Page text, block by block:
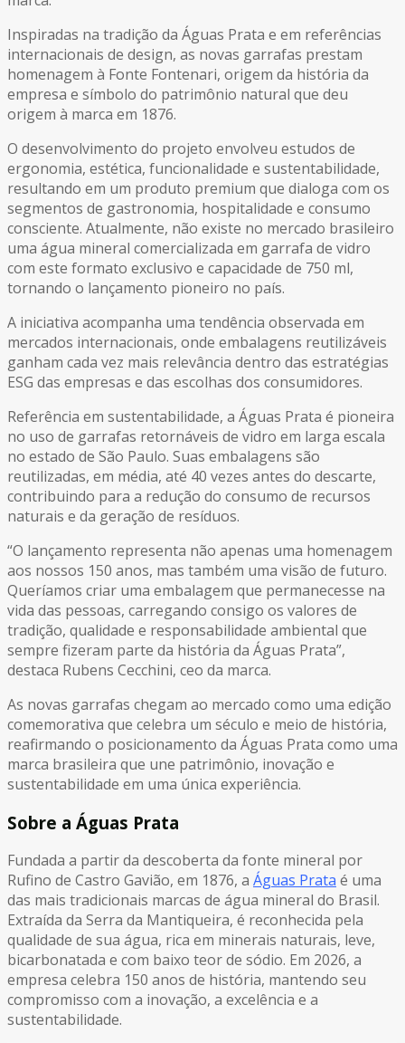
Inspiradas na tradição da Águas Prata e em referências
internacionais de design, as novas garrafas prestam
homenagem à Fonte Fontenari, origem da história da
empresa e símbolo do patrimônio natural que deu
origem à marca em 1876.
O desenvolvimento do projeto envolveu estudos de
ergonomia, estética, funcionalidade e sustentabilidade,
resultando em um produto premium que dialoga com os
segmentos de gastronomia, hospitalidade e consumo
consciente. Atualmente, não existe no mercado brasileiro
uma água mineral comercializada em garrafa de vidro
com este formato exclusivo e capacidade de 750 ml,
tornando o lançamento pioneiro no país.
A iniciativa acompanha uma tendência observada em
mercados internacionais, onde embalagens reutilizáveis
ganham cada vez mais relevância dentro das estratégias
ESG das empresas e das escolhas dos consumidores.
Referência em sustentabilidade, a Águas Prata é pioneira
no uso de garrafas retornáveis de vidro em larga escala
no estado de São Paulo. Suas embalagens são
reutilizadas, em média, até 40 vezes antes do descarte,
contribuindo para a redução do consumo de recursos
naturais e da geração de resíduos.
“O lançamento representa não apenas uma homenagem
aos nossos 150 anos, mas também uma visão de futuro.
Queríamos criar uma embalagem que permanecesse na
vida das pessoas, carregando consigo os valores de
tradição, qualidade e responsabilidade ambiental que
sempre fizeram parte da história da Águas Prata”,
destaca Rubens Cecchini, ceo da marca.
As novas garrafas chegam ao mercado como uma edição
comemorativa que celebra um século e meio de história,
reafirmando o posicionamento da Águas Prata como uma
marca brasileira que une patrimônio, inovação e
sustentabilidade em uma única experiência.
Sobre a Águas Prata
Fundada a partir da descoberta da fonte mineral por
Rufino de Castro Gavião, em 1876, a Águas Prata é uma
das mais tradicionais marcas de água mineral do Brasil.
Extraída da Serra da Mantiqueira, é reconhecida pela
qualidade de sua água, rica em minerais naturais, leve,
bicarbonatada e com baixo teor de sódio. Em 2026, a
empresa celebra 150 anos de história, mantendo seu
compromisso com a inovação, a excelência e a
sustentabilidade.